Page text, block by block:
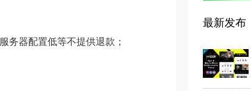
务器配置低等不提供退款；
最新发布